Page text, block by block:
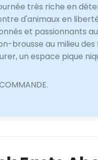
très riche en
d'animaux en
et passionnants
brousse au milieu
un espace pique